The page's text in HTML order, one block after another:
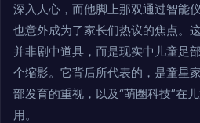
深入人心，而他脚上那双通过智能
也意外成为了家长们热议的焦点。
并非剧中道具，而是现实中儿童足
个缩影。它背后所代表的，是童星
部发育的重视，以及“萌圈科技”在
用。